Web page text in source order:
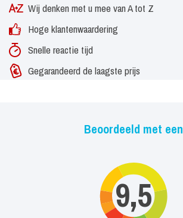
Wij denken met u mee van A tot Z
Hoge klantenwaardering
Snelle reactie tijd
Gegarandeerd de laagste prijs
Beoordeeld met een
9,5